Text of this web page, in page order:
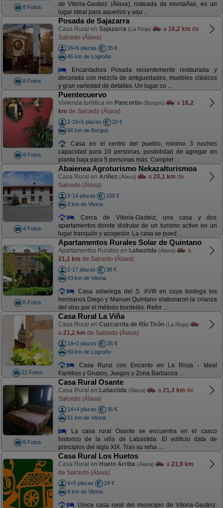
8 Fotos
de Vitoria-Gasteiz (Álava), rodeada de montañas, es un
lugar ideal para aquellos y aqu ...
8 Fotos
Posada de Sajazarra
Casa Rural en Sajazarra (La Rioja) a 16,2 km de
Salcedo (Álava)
16+6 plazas
35 €
45 km de Logroño
Encantadora Posada recientemente restaurada y
decorada con mezcla de antiguedades, muebles clásicos
y gran variedad de detalles. Un lugar co ...
8 Fotos
Puentecuervo
Vivienda turística en Pancorbo (Burgos) a 16,2
km de Salcedo (Álava)
2-10+5 plazas
20 €
66 km de Burgos
Casa en el centro del pueblo, mínimo 3 noches
capacidad para 10 personas, posibilidad de agregar en
planta baja para 5 personas más. Complet ...
4 Fotos
Abaienea Agroturismo Nekazalturismoa
Casa Rural en Ariñez (Álava) a 20,1 km de
Salcedo (Álava)
2-14 plazas
100 €
3 km de Vitoria
Cerca de Vitoria-Gasteiz, una casa y dos
apartamentos donde disfrutar de un turismo activo en un
lugar tranquilo y acogedor. La casa se pued ...
8 Fotos
Apartamentos Rurales Solar de Quintano
Apartamentos Rurales en Labastida (Álava)
a
21,1 km de Salcedo (Álava)
2-17 plazas
38 €
43 km de Vitoria
Casa solariega del S. XVIII en cuya bodega los
hermanos Diego y Manuel Quintano elaboraron la crianza
del vino por el método bordelés. Refor ...
21 Fotos
Casa Rural La Viña
Casa Rural en Cuzcurrita de Río Tirón (La Rioja)
a 21,2 km de Salcedo (Álava)
18+2 plazas
35 €
50 km de Logroño
Casa Rural con Encanto en La Rioja - Ideal
Familias y Grupos, Juegos y Zona Barbacoa ...
8 Fotos
Casa Rural Osante
Casa Rural en Labastida (Álava) a 21,3 km de
Salcedo (Álava)
14+4 plazas
35 €
51 km de Vitoria
La casa rural Osante se encuentra en el casco
historico de la villa de Labastida. El edificio data de
principios del siglo XIX. Tras su reha ...
Casa Rural Los Huetos
Casa Rural en Hueto Arriba (Álava) a 21,9 km
de Salcedo (Álava)
9+5 plazas
29 €
9 km de Vitoria
Unica casa rural del municipio de Vitoria-Gasteiz.